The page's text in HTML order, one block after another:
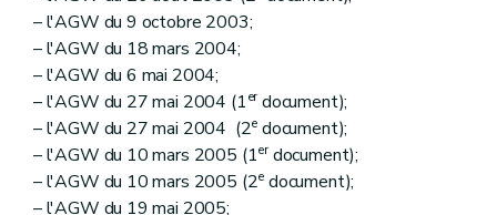
– l'AGW du 9 octobre 2003;
– l'AGW du 18 mars 2004;
– l'AGW du 6 mai 2004;
– l'AGW du 27 mai 2004 (1erdocument);
– l'AGW du 27 mai 2004 (2e document);
– l'AGW du 10 mars 2005 (1erdocument);
– l'AGW du 10 mars 2005 (2e document);
– l'AGW du 19 mai 2005;